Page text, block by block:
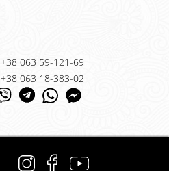
+38 063 59-121-69
+38 063 18-383-02